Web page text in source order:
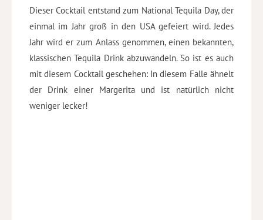
Dieser Cocktail entstand zum National Tequila Day, der
einmal im Jahr groß in den USA gefeiert wird. Jedes
Jahr wird er zum Anlass genommen, einen bekannten,
klassischen Tequila Drink abzuwandeln. So ist es auch
mit diesem Cocktail geschehen: In diesem Falle ähnelt
der Drink einer Margerita und ist natürlich nicht
weniger lecker!